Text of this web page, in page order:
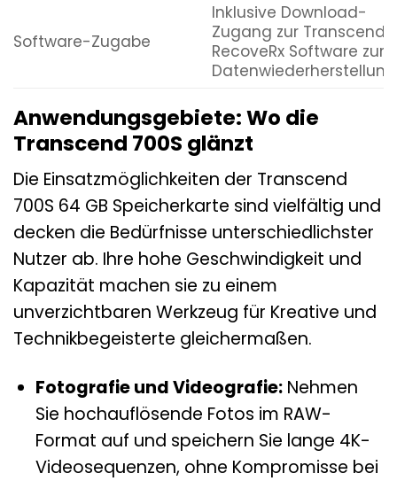
Software-Zugabe
Inklusive Download-
Zugang zur Transcend
RecoveRx Software zur
Datenwiederherstellung
Anwendungsgebiete: Wo die
Transcend 700S glänzt
Die Einsatzmöglichkeiten der Transcend
700S 64 GB Speicherkarte sind vielfältig und
decken die Bedürfnisse unterschiedlichster
Nutzer ab. Ihre hohe Geschwindigkeit und
Kapazität machen sie zu einem
unverzichtbaren Werkzeug für Kreative und
Technikbegeisterte gleichermaßen.
Fotografie und Videografie:Nehmen
Sie hochauflösende Fotos im RAW-
Format auf und speichern Sie lange 4K-
Videosequenzen, ohne Kompromisse bei